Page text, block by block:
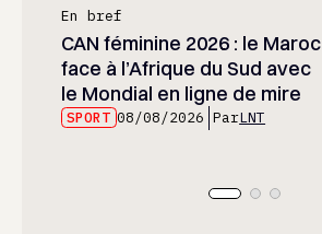
En bref
CAN féminine 2026 : le Maroc
face à l’Afrique du Sud avec
le Mondial en ligne de mire
SPORT 08/08/2026 ParLNT